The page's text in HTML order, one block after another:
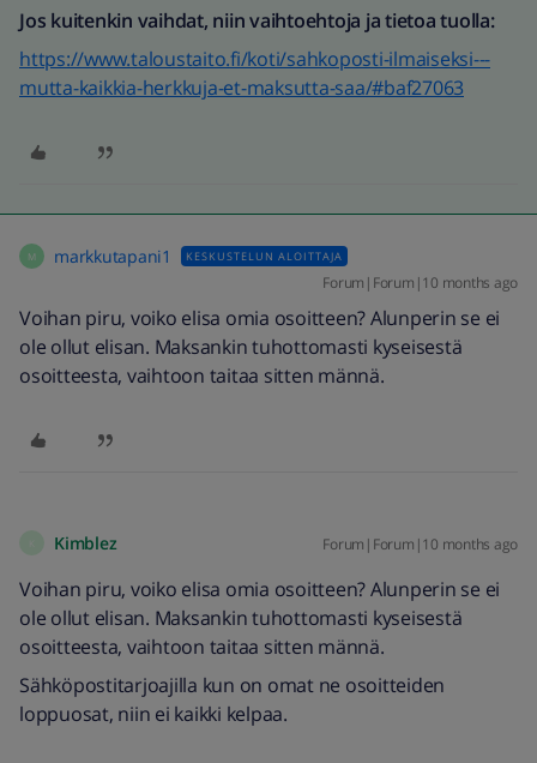
Jos kuitenkin vaihdat, niin vaihtoehtoja ja tietoa tuolla:
https://www.taloustaito.fi/koti/sahkoposti-ilmaiseksi---
mutta-kaikkia-herkkuja-et-maksutta-saa/#baf27063
M markkutapani1 KESKUSTELUN ALOITTAJA
Forum|Forum|10 months ago
Voihan piru, voiko elisa omia osoitteen? Alunperin se ei
ole ollut elisan. Maksankin tuhottomasti kyseisestä
osoitteesta, vaihtoon taitaa sitten männä.
Kimblez Forum|Forum|10 months ago
Voihan piru, voiko elisa omia osoitteen? Alunperin se ei
ole ollut elisan. Maksankin tuhottomasti kyseisestä
osoitteesta, vaihtoon taitaa sitten männä.
Sähköpostitarjoajilla kun on omat ne osoitteiden
loppuosat, niin ei kaikki kelpaa.